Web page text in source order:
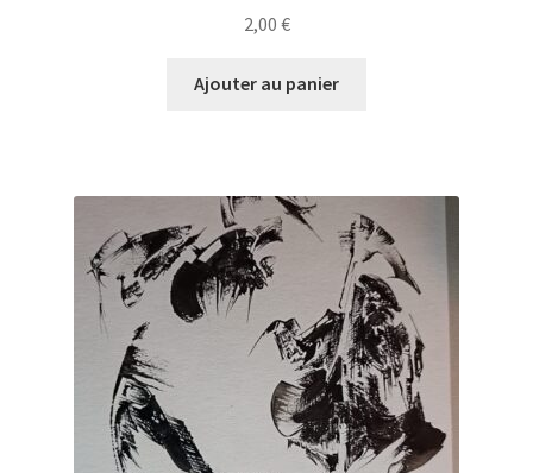
2,00 €
Ajouter au panier